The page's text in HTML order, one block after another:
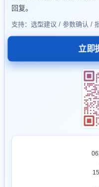
回复。
支持：选型建议 / 参数确认 /
立即